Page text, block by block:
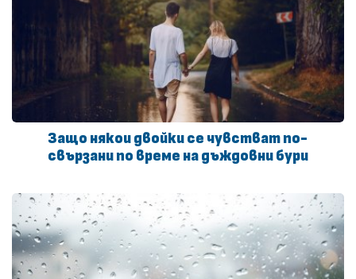
Защо някои двойки се чувстват по-
свързани по време на дъждовни бури